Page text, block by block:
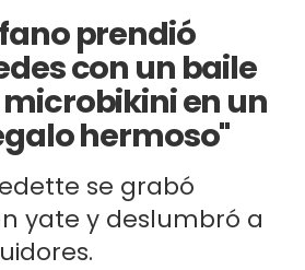
prendió
con un baile
en un
hermoso"
se grabó
yate y deslumbró a